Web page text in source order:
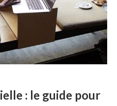
: le guide pour